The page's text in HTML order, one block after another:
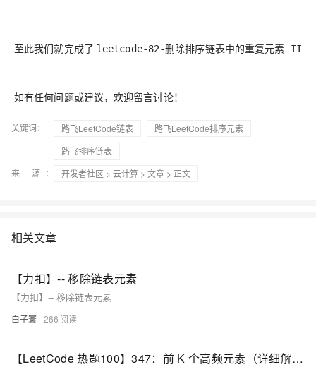
至此我们就完成了 leetcode-82-删除排序链表中的重复元素 II
如有任何问题或建议，欢迎留言讨论！
关键词： 路飞LeetCode链表
路飞LeetCode排序元素
路飞排序链表
来 源：
开发者社区 > 云计算 > 文章 > 正文
相关文章
【力扣】-- 移除链表元素
【力扣】-- 移除链表元素
白子寰 266
【LeetCode 热题100】347：前 K 个高频元素（详细解析）（Go语言版）